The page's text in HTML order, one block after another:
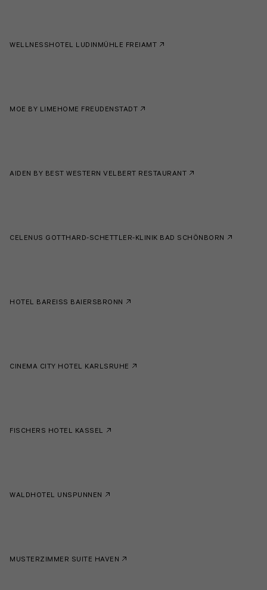
WELLNESSHOTEL LUDINMÜHLE FREIAMT
MOE BY LIMEHOME FREUDENSTADT
AIDEN BY BEST WESTERN VELBERT RESTAURANT
CELENUS GOTTHARD-SCHETTLER-KLINIK BAD SCHÖNBORN
HOTEL BAREISS BAIERSBRONN
CINEMA CITY HOTEL KARLSRUHE
FISCHERS HOTEL KASSEL
WALDHOTEL UNSPUNNEN
MUSTERZIMMER SUITE HAVEN